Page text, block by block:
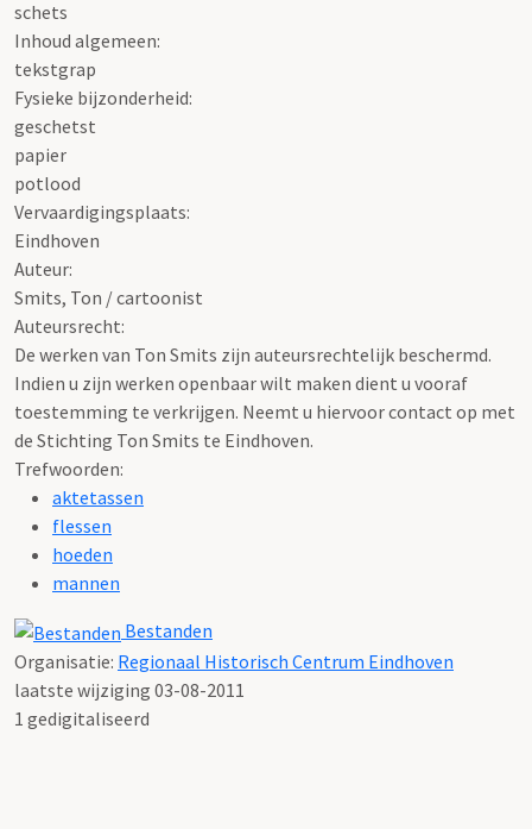
schets
Inhoud algemeen:
tekstgrap
Fysieke bijzonderheid:
geschetst
papier
potlood
Vervaardigingsplaats:
Eindhoven
Auteur:
Smits, Ton / cartoonist
Auteursrecht:
De werken van Ton Smits zijn auteursrechtelijk beschermd.
Indien u zijn werken openbaar wilt maken dient u vooraf
toestemming te verkrijgen. Neemt u hiervoor contact op met
de Stichting Ton Smits te Eindhoven.
Trefwoorden:
aktetassen
flessen
hoeden
mannen
Bestanden
Organisatie: Regionaal Historisch Centrum Eindhoven
laatste wijziging 03-08-2011
1 gedigitaliseerd